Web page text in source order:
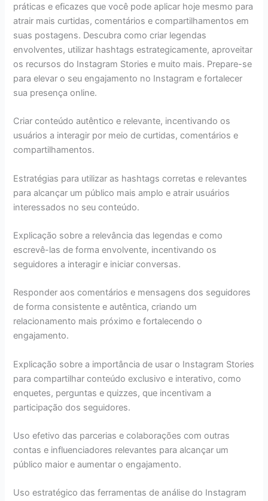
práticas e eficazes que você pode aplicar hoje mesmo para
atrair mais curtidas, comentários e compartilhamentos em
suas postagens. Descubra como criar legendas
envolventes, utilizar hashtags estrategicamente, aproveitar
os recursos do Instagram Stories e muito mais. Prepare-se
para elevar o seu engajamento no Instagram e fortalecer
sua presença online.
Criar conteúdo autêntico e relevante, incentivando os
usuários a interagir por meio de curtidas, comentários e
compartilhamentos.
Estratégias para utilizar as hashtags corretas e relevantes
para alcançar um público mais amplo e atrair usuários
interessados no seu conteúdo.
Explicação sobre a relevância das legendas e como
escrevê-las de forma envolvente, incentivando os
seguidores a interagir e iniciar conversas.
Responder aos comentários e mensagens dos seguidores
de forma consistente e autêntica, criando um
relacionamento mais próximo e fortalecendo o
engajamento.
Explicação sobre a importância de usar o Instagram Stories
para compartilhar conteúdo exclusivo e interativo, como
enquetes, perguntas e quizzes, que incentivam a
participação dos seguidores.
Uso efetivo das parcerias e colaborações com outras
contas e influenciadores relevantes para alcançar um
público maior e aumentar o engajamento.
Uso estratégico das ferramentas de análise do Instagram